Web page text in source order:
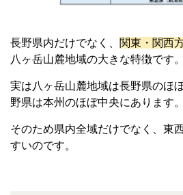
長野県内だけでなく、 関東・関西
八ヶ岳山麓地域の大きな特徴です。
実は八ヶ岳山麓地域は長野県のほ
野県は本州のほぼ中央にあります。
そのため県内全域だけでなく、東
すいのです。